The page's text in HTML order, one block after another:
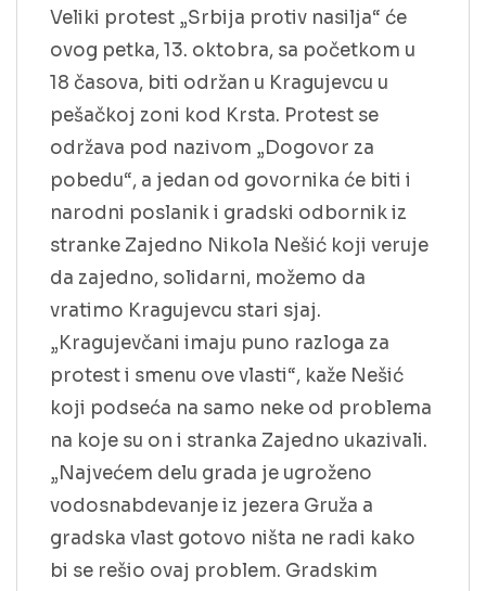
Veliki protest „Srbija protiv nasilja“ će
ovog petka, 13. oktobra, sa početkom u
18 časova, biti održan u Kragujevcu u
pešačkoj zoni kod Krsta. Protest se
održava pod nazivom „Dogovor za
pobedu“, a jedan od govornika će biti i
narodni poslanik i gradski odbornik iz
stranke Zajedno Nikola Nešić koji veruje
da zajedno, solidarni, možemo da
vratimo Kragujevcu stari sjaj.
„Kragujevčani imaju puno razloga za
protest i smenu ove vlasti“, kaže Nešić
koji podseća na samo neke od problema
na koje su on i stranka Zajedno ukazivali.
„Najvećem delu grada je ugroženo
vodosnabdevanje iz jezera Gruža a
gradska vlast gotovo ništa ne radi kako
bi se rešio ovaj problem. Gradskim